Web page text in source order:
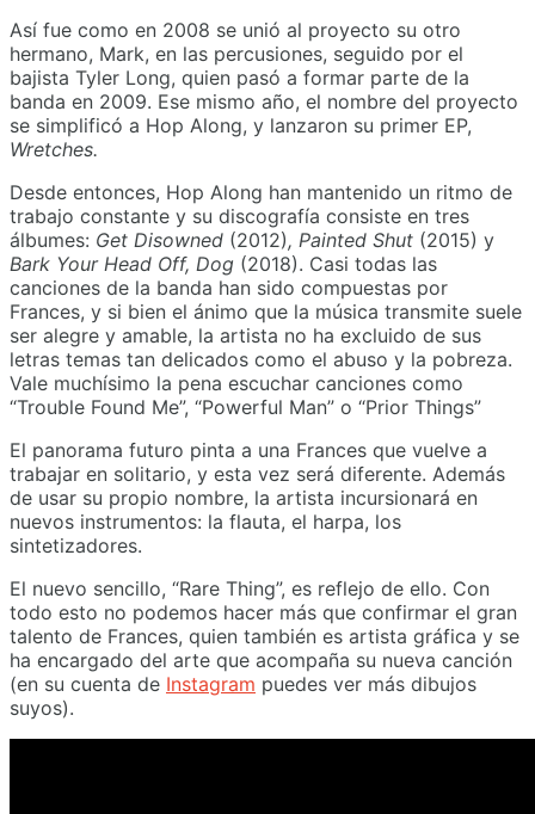
Así fue como en 2008 se unió al proyecto su otro
hermano, Mark, en las percusiones, seguido por el
bajista Tyler Long, quien pasó a formar parte de la
banda en 2009. Ese mismo año, el nombre del proyecto
se simplificó a Hop Along, y lanzaron su primer EP,
Wretches.
Desde entonces, Hop Along han mantenido un ritmo de
trabajo constante y su discografía consiste en tres
álbumes: Get Disowned (2012), Painted Shut (2015) y
Bark Your Head Off, Dog (2018). Casi todas las
canciones de la banda han sido compuestas por
Frances, y si bien el ánimo que la música transmite suele
ser alegre y amable, la artista no ha excluido de sus
letras temas tan delicados como el abuso y la pobreza.
Vale muchísimo la pena escuchar canciones como
“Trouble Found Me”, “Powerful Man” o “Prior Things”
El panorama futuro pinta a una Frances que vuelve a
trabajar en solitario, y esta vez será diferente. Además
de usar su propio nombre, la artista incursionará en
nuevos instrumentos: la flauta, el harpa, los
sintetizadores.
El nuevo sencillo, “Rare Thing”, es reflejo de ello. Con
todo esto no podemos hacer más que confirmar el gran
talento de Frances, quien también es artista gráfica y se
ha encargado del arte que acompaña su nueva canción
(en su cuenta de Instagram puedes ver más dibujos
suyos).